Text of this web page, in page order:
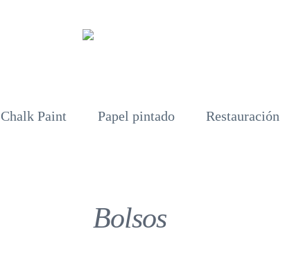
Chalk Paint Papel pintado Restauración
Bolsos